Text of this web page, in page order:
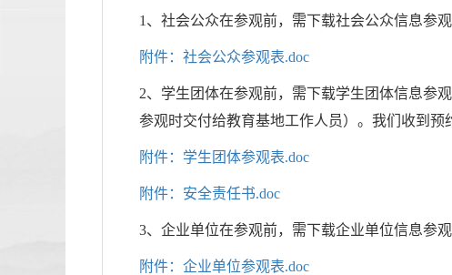
1、社会公众在参观前，需下载社会公众信息参
附件：社会公众参观表.doc
2、学生团体在参观前，需下载学生团体信息参
参观时交付给教育基地工作人员）。我们收到预
附件：学生团体参观表.doc
附件：安全责任书.doc
3、企业单位在参观前，需下载企业单位信息参
附件：企业单位参观表.doc